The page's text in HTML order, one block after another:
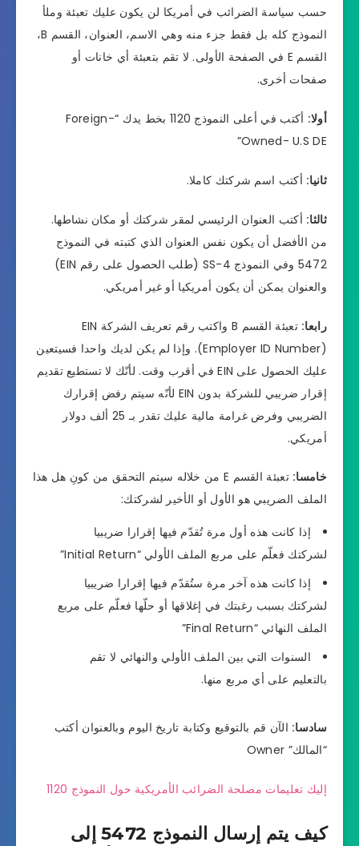
حسب سياسة الضرائب في أمريكا لن يكون عليك تعبئة وملأ
النموذج كله بل فقط جزء منه وهي الاسم، العنوان، القسم B،
القسم E في الصفحة الأولى. لا تقم بتعبئة أي خانات أو
صفحات أخرى.
أولا:
أكتب في أعلى النموذج 1120 بخط يدك “Foreign-
Owned- U.S DE”
ثانيا: أكتب اسم شركتك كاملا.
ثالثا: أكتب العنوان الرئيسي لمقر شركتك أو مكان نشاطها.
من الأفضل أن يكون نفس العنوان الذي كتبته في النموذج
5472 وفي النموذج SS-4 (طلب الحصول على رقم EIN)
والعنوان يمكن أن يكون أمريكيا أو غير أمريكي.
رابعا:
تعبئة القسم B واكتب رقم تعريف الشركة EIN
(Employer ID Number). وإذا لم يكن لديك واحدا فسيتعين
عليك الحصول على EIN في أقرب وقت. لأنّك لا تستطيع تقديم
إقرار ضريبي للشركة بدون EIN لأنّه سيتم رفض إقرارك
الضريبي وفرض غرامة مالية عليك تقدر بـ 25 ألف دولار
أمريكي.
خامسا:
تعبئة القسم E من خلاله سيتم التحقق من كونِ هل هذا
الملف الضريبي هو الأول أو الأخير لشركتك:
إذا كانت هذه أول مرة تُقدّم فيها إقرارا ضريبيا
لشركتك فعلّم على مربع الملف الأولي “Initial Return”
إذا كانت هذه آخر مرة ستُقدّم فيها إقرارا ضريبيا
لشركتك بسبب رغبتك في إغلاقها أو حلّها فعلّم على مربع
الملف النهائي “Final Return”
السنوات التي بين الملف الأولي والنهائي لا تقم
بالتعليم على أي مربع منها.
سادسا: الآن قم بالتوقيع وكتابة تاريخ اليوم وبالعنوان أكتب
“المالك” Owner
إليك تعليمات مصلحة الضرائب الأمريكية حول النموذج 1120
كيف يتم إرسال النموذج 5472 إلى